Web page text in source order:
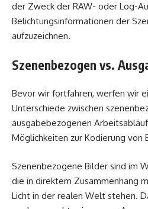
der Zweck der RAW- oder Log-
Belichtungsinformationen der
aufzuzeichnen.
Szenenbezogen vs.
Bevor wir fortfahren, werfen wir
Unterschiede zwischen
ausgabebezogenen
Möglichkeiten zur Kodierung von
Szenenbezogene Bilder sind im
die in direktem Zusammenhang
Licht in der realen Welt stehen.